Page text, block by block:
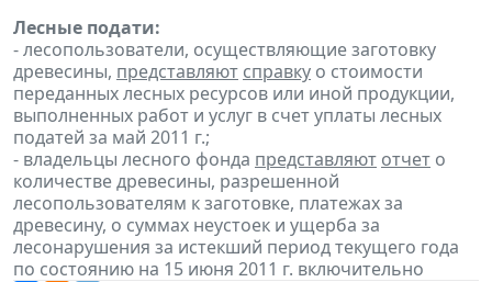
Лесные подати:
- лесопользователи, осуществляющие заготовку
древесины, представляют справку о стоимости
переданных лесных ресурсов или иной продукции,
выполненных работ и услуг в счет уплаты лесных
податей за май 2011 г.;
- владельцы лесного фонда представляют отчет о
количестве древесины, разрешенной
лесопользователям к заготовке, платежах за
древесину, о суммах неустоек и ущерба за
лесонарушения за истекший период текущего года
по состоянию на 15 июня 2011 г. включительно